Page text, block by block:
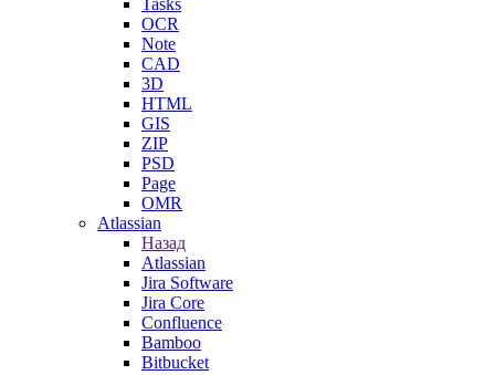
Tasks
OCR
Note
CAD
3D
HTML
GIS
ZIP
PSD
Page
OMR
Atlassian
Назад
Atlassian
Jira Software
Jira Core
Confluence
Bamboo
Bitbucket